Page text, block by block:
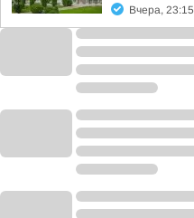
Вчера, 23:15